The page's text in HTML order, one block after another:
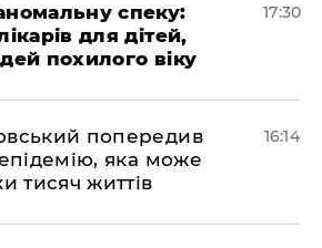
спеку:
для дітей,
похилого віку
17:30
попередив
яка може
тисяч життів
16:14